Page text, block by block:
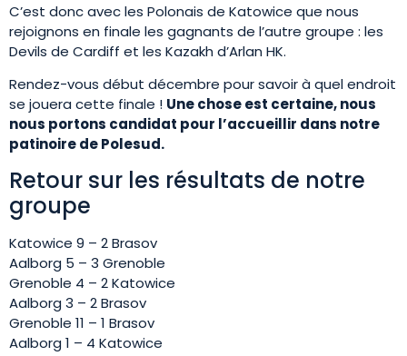
C’est donc avec les Polonais de Katowice que nous
rejoignons en finale les gagnants de l’autre groupe : les
Devils de Cardiff et les Kazakh d’Arlan HK.
Rendez-vous début décembre pour savoir à quel endroit
se jouera cette finale ! Une chose est certaine, nous
nous portons candidat pour l’accueillir dans notre
patinoire de Polesud.
Retour sur les résultats de notre
groupe
Katowice 9 – 2 Brasov
Aalborg 5 – 3 Grenoble
Grenoble 4 – 2 Katowice
Aalborg 3 – 2 Brasov
Grenoble 11 – 1 Brasov
Aalborg 1 – 4 Katowice